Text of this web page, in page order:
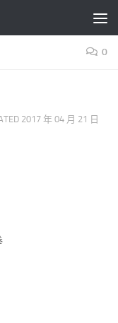
0
2017 年 04 月 21 日